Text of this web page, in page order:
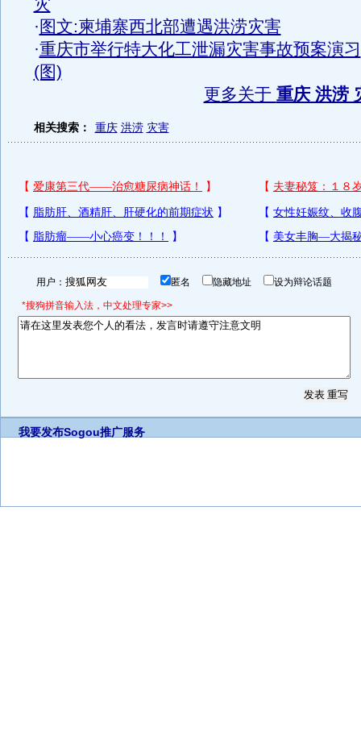
灾
· 图文:柬埔寨西北部遭遇洪涝灾害
·重庆市举行特大化工泄漏灾害事故预案演习
(图)
更多关于 重庆 洪涝
相关搜索： 重庆 洪涝 灾害
用户： 匿名 隐藏地址 设为辩论话题
*搜狗拼音输入法，中文处理专家>>
我要发布Sogou推广服务